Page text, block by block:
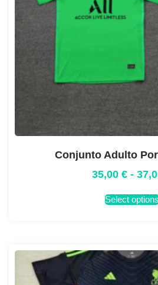
Conjunto Adulto
35,00 € -
Select